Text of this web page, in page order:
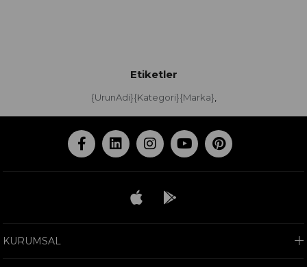
Etiketler
{UrunAdi}{Kategori}{Marka},
KURUMSAL